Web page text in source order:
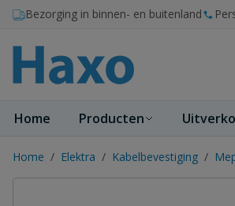
Ga naar de inhoud
Bezorging in binnen- en buitenland
Home Producten
Home / Elektra / Kabelbevestiging /